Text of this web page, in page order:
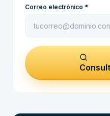
Correo electrónico *